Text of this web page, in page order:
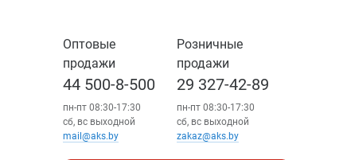
Оптовые
продажи
44 500-8-500
пн-пт 08:30-17:30
сб, вс выходной
mail@aks.by
Розничные
продажи
29 327-42-89
пн-пт 08:30-17:30
сб, вс выходной
zakaz@aks.by